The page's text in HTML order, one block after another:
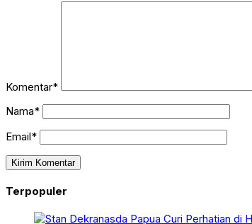
Komentar*
Nama*
Email*
Terpopuler